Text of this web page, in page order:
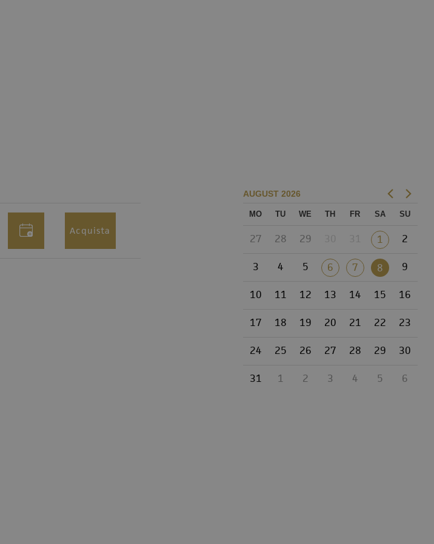
AUGUST 2026
MO TU WE TH FR SA SU
27 28 29 1 2
3 4 5 6 7 8 9
10 11 12 13 14 15 16
17 18 19 20 21 22 23
24 25 26 27 28 29 30
31 1 2 3 4 5 6
Acquista